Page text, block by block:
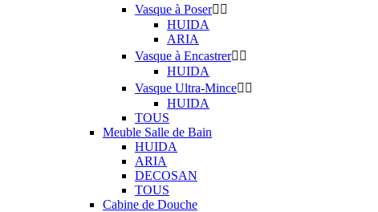
Vasque à Poser 
HUIDA
ARIA
Vasque à Encastrer 
HUIDA
Vasque Ultra-Mince 
HUIDA
TOUS
Meuble Salle de Bain
HUIDA
ARIA
DECOSAN
TOUS
Cabine de Douche